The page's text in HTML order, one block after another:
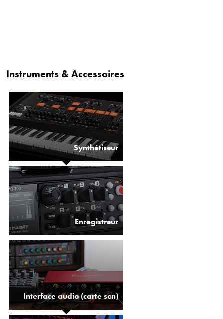
Instruments & Accessoires
Synthétiseur
Enregistreur
Interface audio (carte son)